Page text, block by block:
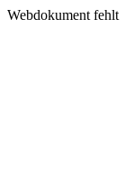
Webdokument fehlt